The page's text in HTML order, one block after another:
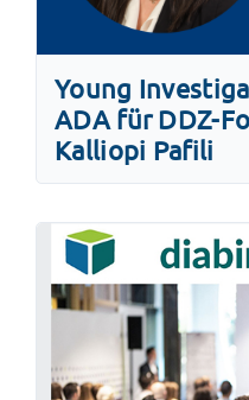
Young
ADA für DDZ-
Kalliopi Pafili